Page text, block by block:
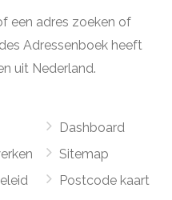
een adres zoeken of
Adressenboek heeft
uit Nederland.
Dashboard
Sitemap
Postcode kaart